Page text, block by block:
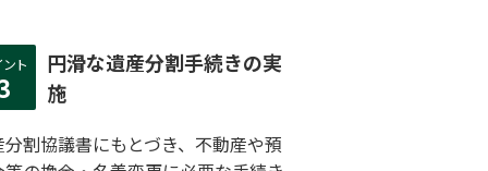
ト
円滑な遺産分割手続きの実
施
分割協議書にもとづき、不動産や預